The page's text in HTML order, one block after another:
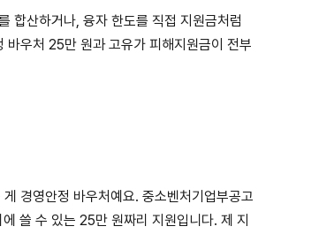
합산하거나, 융자 한도를 직접 지원금처럼
바우처 25만 원과 고유가 피해지원금이 전부
경영안정 바우처예요. 중소벤처기업부공고
쓸 수 있는 25만 원짜리 지원입니다. 제 지